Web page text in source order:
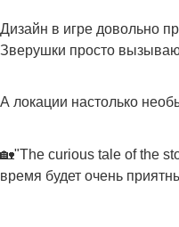
Дизайн в игре довольно
Зверушки просто
А локации настолько
🏡"The curious tale of the
время будет очень